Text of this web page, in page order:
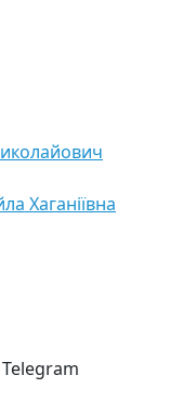
Хаганіївна
Telegram